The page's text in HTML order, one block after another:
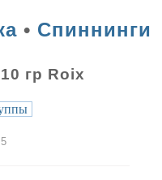
• Спиннинги
гр Roix